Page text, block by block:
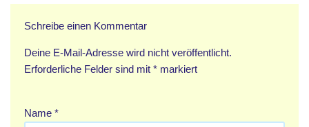
Schreibe einen Kommentar
Deine E-Mail-Adresse wird nicht veröffentlicht.
Erforderliche Felder sind mit * markiert
Name *